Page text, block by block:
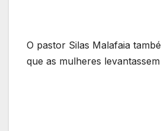
O pastor Silas Malafaia
que as mulheres